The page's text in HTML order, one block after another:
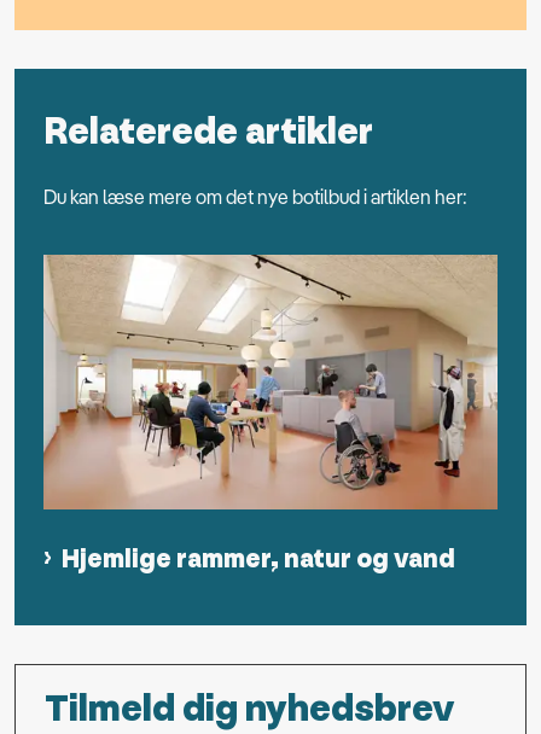
Relaterede artikler
Du kan læse mere om det nye botilbud i artiklen her:
Hjemlige rammer, natur og vand
Tilmeld dig nyhedsbrev